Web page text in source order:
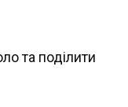
та поділити